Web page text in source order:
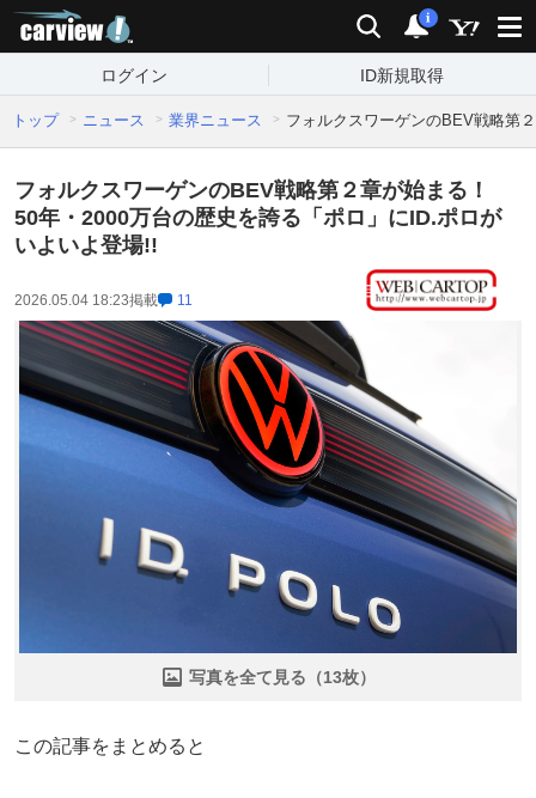
検索 通知
i
ログイン ID新規取得
トップ ニュース 業界ニュース フォルクスワーゲンのBEV戦略第
フォルクスワーゲンのBEV戦略第２章が始まる！
50年・2000万台の歴史を誇る「ポロ」にID.ポロが
いよいよ登場!!
2026.05.04 18:23掲載 11
写真を全て見る（13枚）
この記事をまとめると